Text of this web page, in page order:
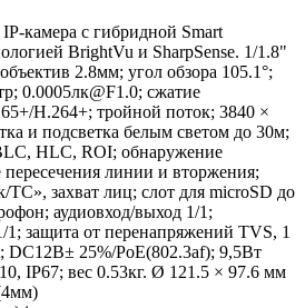
камера с гибридной Smart
BrightVu и SharpSense. 1/1.8"
2.8мм; угол обзора 105.1°;
0.0005лк@F1.0; сжатие
H.264+; тройной поток; 3840 ×
и подсветка белым светом до 30м;
HLC, ROI; обнаружение
линии и вторжения;
ТС», захват лиц; слот для microSD до
аудиовход/выход 1/1;
защита от перенапряжений TVS, 1
DC12В± 25%/PoE(802.3af); 9,5Вт
IP67; вес 0.53кг. Ø 121.5 × 97.6 мм